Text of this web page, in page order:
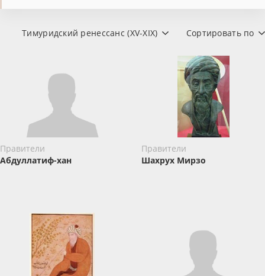
Сортировать по
Тимуридский ренессанс (XV-XIX)
Правители
Абдуллатиф-хан
Правители
Шахрух Мирзо